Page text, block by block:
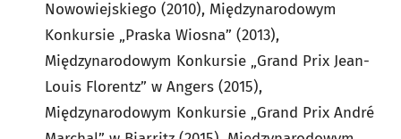
Nowowiejskiego (2010), Międzynarodowym
Konkursie „Praska Wiosna” (2013),
Międzynarodowym Konkursie „Grand Prix Jean-
Louis Florentz” w Angers (2015),
Międzynarodowym Konkursie „Grand Prix André